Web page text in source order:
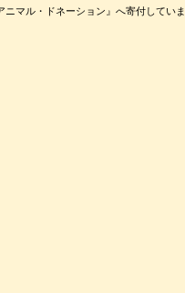
ニマル・ドネーション』へ寄付していま